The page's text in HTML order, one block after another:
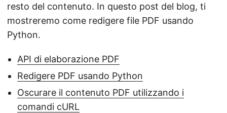
resto del contenuto. In questo post del blog, ti
mostreremo come redigere file PDF usando
Python.
API di elaborazione PDF
Redigere PDF usando Python
Oscurare il contenuto PDF utilizzando i
comandi cURL